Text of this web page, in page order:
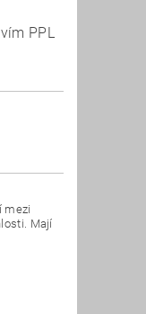
PPL
mezi
Mají